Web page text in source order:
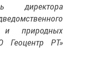
директора
и природных
Геоцентр РТ»